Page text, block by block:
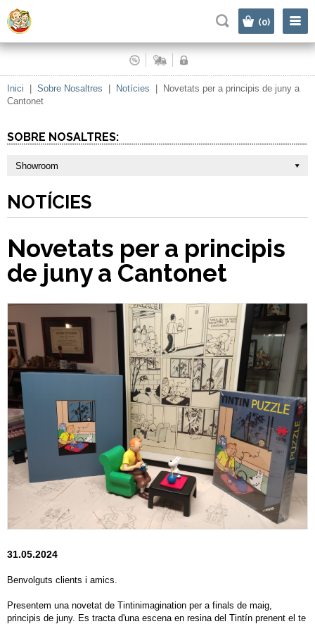
(0)
Inici Sobre Nosaltres Notícies
Novetats per a principis de juny a
Cantonet
SOBRE NOSALTRES:
Showroom
NOTÍCIES
Novetats per a principis
de juny a Cantonet
31.05.2024
Benvolguts clients i amics.
Presentem una novetat de Tintinimagination per a finals de maig,
principis de juny. Es tracta d'una escena en resina del Tintín prenent el te